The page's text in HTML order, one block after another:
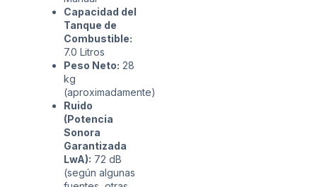
Capacidad del
Tanque de
Combustible:
7.0 Litros
Peso Neto: 28
kg
(aproximadamente)
Ruido
(Potencia
Sonora
Garantizada
LwA): 72 dB
(según algunas